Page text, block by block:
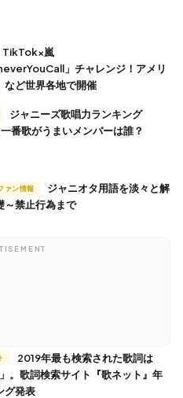
」チャレンジ！アメリ
など世界各地で開催
番歌がうまいメンバーは誰？
ァン情報
～禁止行為まで
。歌詞検索サイト『歌ネット』年
グ発表